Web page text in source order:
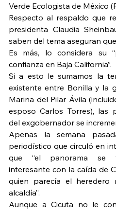
Verde Ecologista de México
Respecto al respaldo que
presidenta Claudia
saben del tema aseguran que
Es más, lo considera su
confianza en Baja California”.
Si a esto le sumamos la
existente entre Bonilla y la
Marina del Pilar Ávila
esposo Carlos Torres), las
del exgobernador se
Apenas la semana
periodístico que circuló en
que “el panorama se
interesante con la caída de
quien parecía el heredero
alcaldía”.
Aunque a Cicuta no le